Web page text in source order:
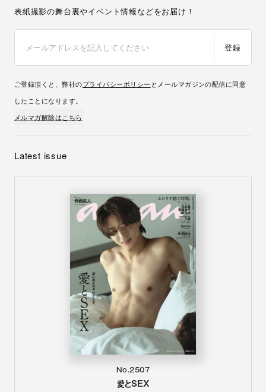
表紙撮影の舞台裏やイベント情報などをお届け！
登録
ご登録頂くと、弊社のプライバシーポリシー とメールマガジンの配信に同意
したことになります。
メルマガ解除はこちら
Latest issue
No.2507
愛とSEX